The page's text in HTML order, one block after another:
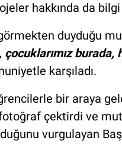
hakkında da
duyduğu
çocuklarımız
karşıladı.
bir araya
çektirdi ve
vurgulayan